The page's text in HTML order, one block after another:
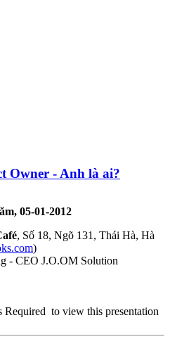
Owner - Anh là ai?
05-01-2012
, Số 18, Ngõ 131, Thái Hà, Hà
)
- CEO J.O.OM Solution
to view this presentation